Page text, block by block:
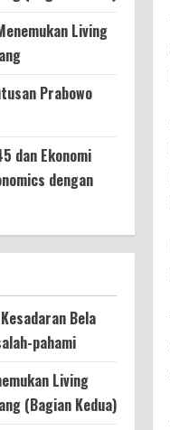
Living
Prabowo
dan Ekonomi
dengan
Bela
pahami
Living
(Bagian Kedua)